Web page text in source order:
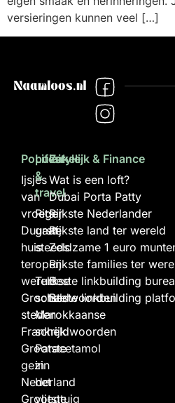
versieringen kunnen veel […]
Populair
Ijsjes
van
vroeger
Duurste
huis
ter
wereld
Grootste
steden
Frankrijk
Grootste
gezin
Nederland
Grootste
Lifestyle
&
travel
Rits
gaat
steeds
open
Turkse
scheldwoorden
Marokkaanse
scheldwoorden
Paracetamol
in
het
vliegtuig
Zakelijk & Finance
Wat is een loft?
Dubai Porta Patty
Rijkste Nederlander
Rijkste land ter wereld
Zeldzame 1 euro
Rijkste families ter
Beste linkbuilding
Beste linkbuilding